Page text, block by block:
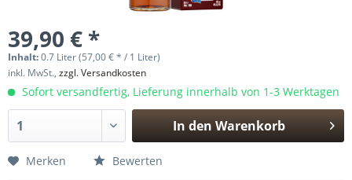
39,90 € *
Inhalt:0.7 Liter (57,00 € * / 1 Liter)
inkl. MwSt., zzgl. Versandkosten
Sofort versandfertig, Lieferung innerhalb von 1-3 Werktagen
In den Warenkorb
Merken Bewerten